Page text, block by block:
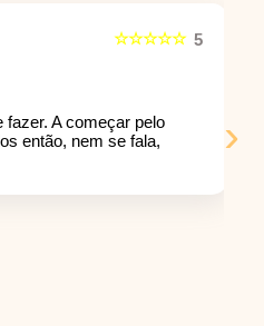
5
☆☆☆☆☆
fazer. A começar pelo
então, nem se fala,
›